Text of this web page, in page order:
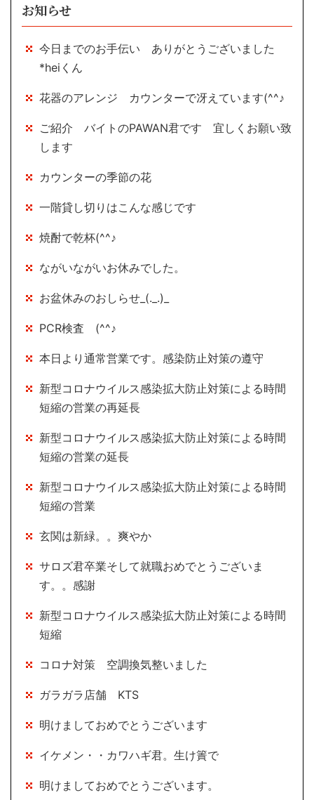
お知らせ
今日までのお手伝い ありがとうございました
*heiくん
花器のアレンジ カウンターで冴えています(^^♪
ご紹介 バイトのPAWAN君です 宜しくお願い致
します
カウンターの季節の花
一階貸し切りはこんな感じです
焼酎で乾杯(^^♪
ながいながいお休みでした。
お盆休みのおしらせ_(._.)_
PCR検査 (^^♪
本日より通常営業です。感染防止対策の遵守
新型コロナウイルス感染拡大防止対策による時間
短縮の営業の再延長
新型コロナウイルス感染拡大防止対策による時間
短縮の営業の延長
新型コロナウイルス感染拡大防止対策による時間
短縮の営業
玄関は新緑。。爽やか
サロズ君卒業そして就職おめでとうございま
す。。感謝
新型コロナウイルス感染拡大防止対策による時間
短縮
コロナ対策 空調換気整いました
ガラガラ店舗 KTS
明けましておめでとうございます
イケメン・・カワハギ君。生け簀で
明けましておめでとうございます。